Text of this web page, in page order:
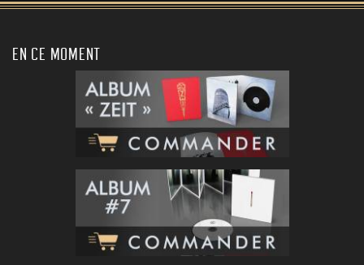
EN CE MOMENT